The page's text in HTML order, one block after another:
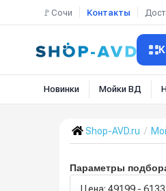
🚩Сочи Контакты
Новинки Мойки ВД
Shop-AVD.ru
Параметры